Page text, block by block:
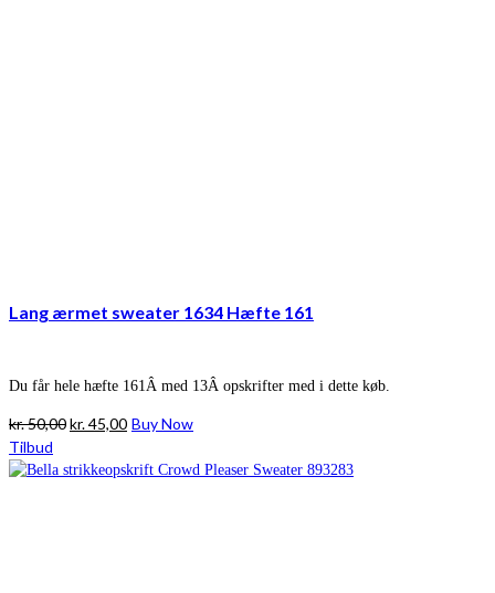
Lang ærmet sweater 1634 Hæfte 161
Du får hele hæfte 161Â med 13Â opskrifter med i dette køb.
kr.50,00Den
pris
kr.45,00Den
pris
Buy Now
Tilbud